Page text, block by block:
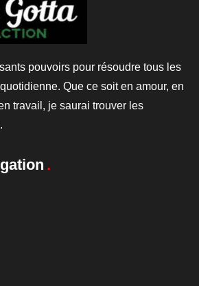
pouvoirs pour résoudre tous les
Que ce soit en amour, en
travail, je saurai trouver les